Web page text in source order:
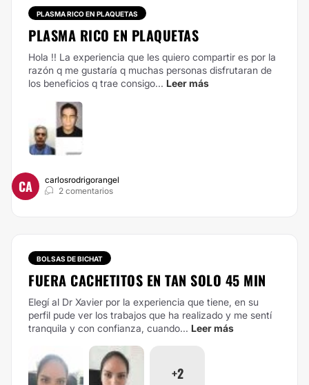
PLASMA RICO EN PLAQUETAS
PLASMA RICO EN PLAQUETAS
Hola !! La experiencia que les quiero compartir es por la
razón q me gustaría q muchas personas disfrutaran de
los beneficios q trae consigo... Leer más
CA
carlosrodrigorangel
2 comentarios
BOLSAS DE BICHAT
FUERA CACHETITOS EN TAN SOLO 45 MIN
Elegí al Dr Xavier por la experiencia que tiene, en su
perfil pude ver los trabajos que ha realizado y me sentí
tranquila y con confianza, cuando... Leer más
+2